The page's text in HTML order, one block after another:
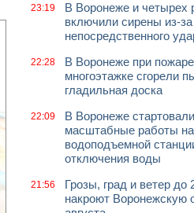
23:19
В Воронеже и четырех
включили сирены из-за
непосредственного
22:28
В Воронеже при
многоэтажке сгорели
гладильная доска
22:09
В Воронеже стартовали
масштабные работы на
водоподъемной
отключения воды
21:56
Грозы, град и ветер до
накроют Воронежскую